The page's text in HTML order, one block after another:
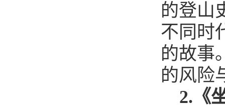
的登山
不同时
的故事
的风险
2.《